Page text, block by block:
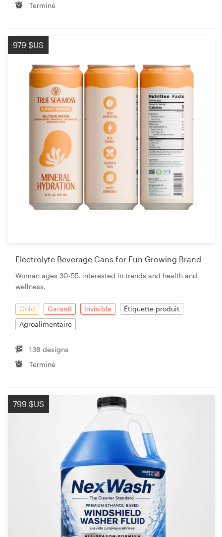
Terminé
979 $US
Electrolyte Beverage Cans for Fun Growing Brand
Woman ages 30-55, interested in trends and health and
wellness.
Gold Garanti Invisible
Étiquette produit
Agroalimentaire
138 designs
Terminé
799 $US